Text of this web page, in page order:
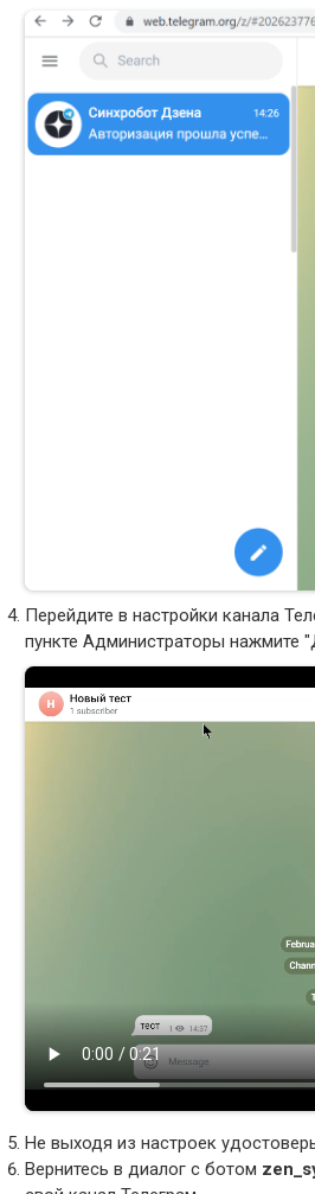
Перейдите в настройки канала
пункте Администраторы нажмите
Не выходя из настроек
Вернитесь в диалог с ботом